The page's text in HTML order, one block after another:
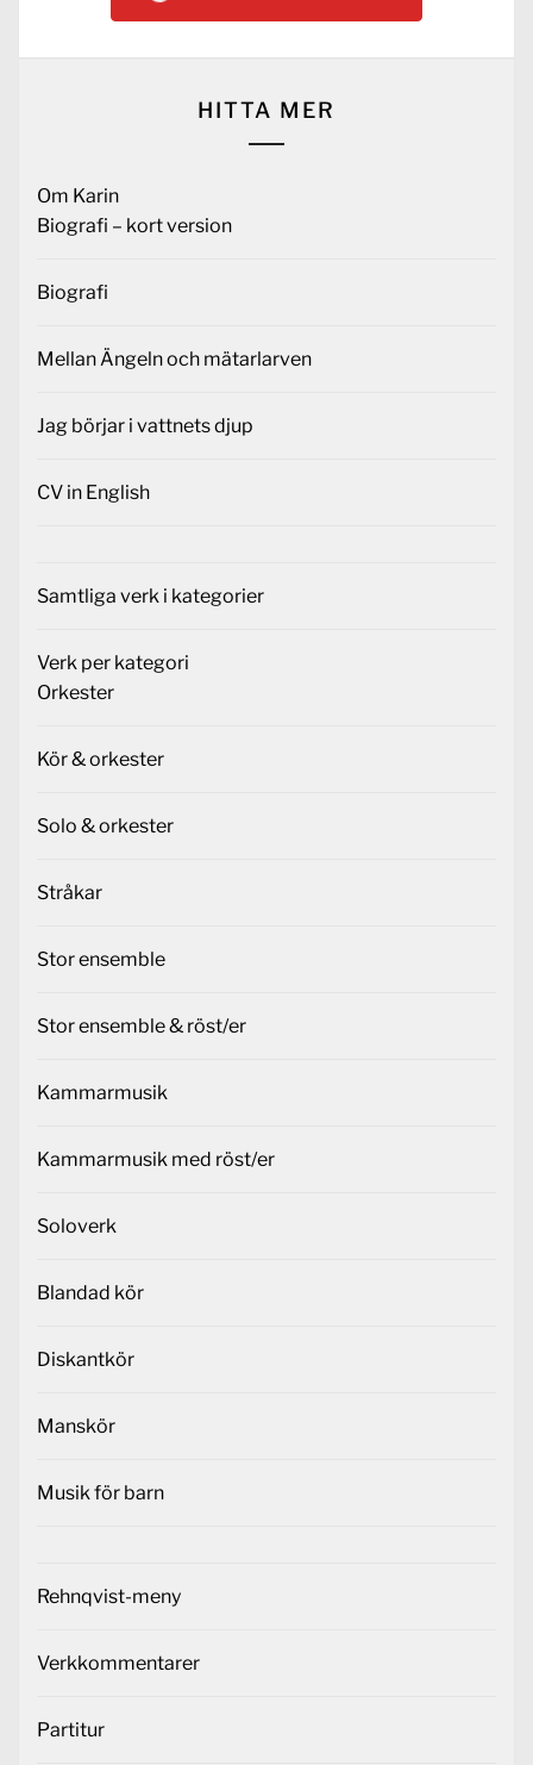
HITTA MER
Om Karin
Biografi – kort version
Biografi
Mellan Ängeln och mätarlarven
Jag börjar i vattnets djup
CV in English
Samtliga verk i kategorier
Verk per kategori
Orkester
Kör & orkester
Solo & orkester
Stråkar
Stor ensemble
Stor ensemble & röst/er
Kammarmusik
Kammarmusik med röst/er
Soloverk
Blandad kör
Diskantkör
Manskör
Musik för barn
Rehnqvist-meny
Verkkommentarer
Partitur